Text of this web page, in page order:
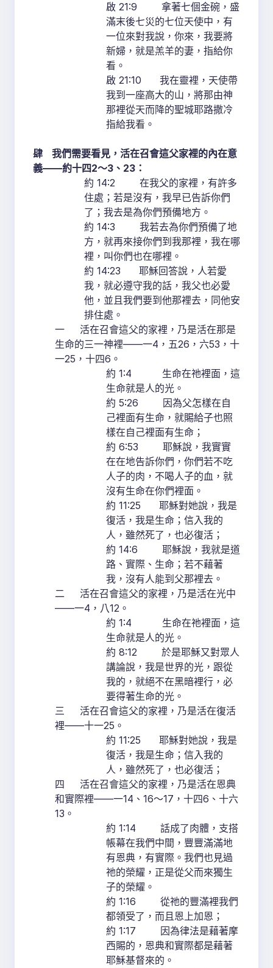
啟 21:9 拿著七個金碗，盛
滿末後七災的七位天使中，有
一位來對我說，你來，我要將
新婦，就是羔羊的妻，指給你
看。
啟 21:10 我在靈裡，天使帶
我到一座高大的山，將那由神
那裡從天而降的聖城耶路撒冷
指給我看。
肆
我們需要看見，活在召會這父家裡的內在意
義——約十四2～3 、 23 ：
約 14:2 在我父的家裡，有許多
住處；若是沒有，我早已告訴你們
了；我去是為你們預備地方。
約 14:3 我若去為你們預備了地
方，就再來接你們到我那裡，我在哪
裡，叫你們也在哪裡。
約 14:23 耶穌回答說，人若愛
我，就必遵守我的話，我父也必愛
他，並且我們要到他那裡去，同他安
排住處。
一 活在召會這父的家裡，乃是活在那是
生命的三一神裡——一4，五26，六53，十
一25，十四6。
約 1:4 生命在祂裡面，這
生命就是人的光。
約 5:26 因為父怎樣在自
己裡面有生命，就賜給子也照
樣在自己裡面有生命；
約 6:53 耶穌說，我實實
在在地告訴你們，你們若不吃
人子的肉，不喝人子的血，就
沒有生命在你們裡面。
約 11:25 耶穌對她說，我是
復活，我是生命；信入我的
人，雖然死了，也必復活；
約 14:6 耶穌說，我就是道
路、實際、生命；若不藉著
我，沒有人能到父那裡去。
二 活在召會這父的家裡，乃是活在光中
——一4，八12。
約 1:4 生命在祂裡面，這
生命就是人的光。
約 8:12 於是耶穌又對眾人
講論說，我是世界的光，跟從
我的，就絕不在黑暗裡行，必
要得著生命的光。
三 活在召會這父的家裡，乃是活在復活
裡——十一25。
約 11:25 耶穌對她說，我是
復活，我是生命；信入我的
人，雖然死了，也必復活；
四 活在召會這父的家裡，乃是活在恩典
和實際裡——一14、16～17，十四6、十六
13。
約 1:14 話成了肉體，支搭
帳幕在我們中間，豐豐滿滿地
有恩典，有實際。我們也見過
祂的榮耀，正是從父而來獨生
子的榮耀。
約 1:16 從祂的豐滿裡我們
都領受了，而且恩上加恩；
約 1:17 因為律法是藉著摩
西賜的，恩典和實際都是藉著
耶穌基督來的。